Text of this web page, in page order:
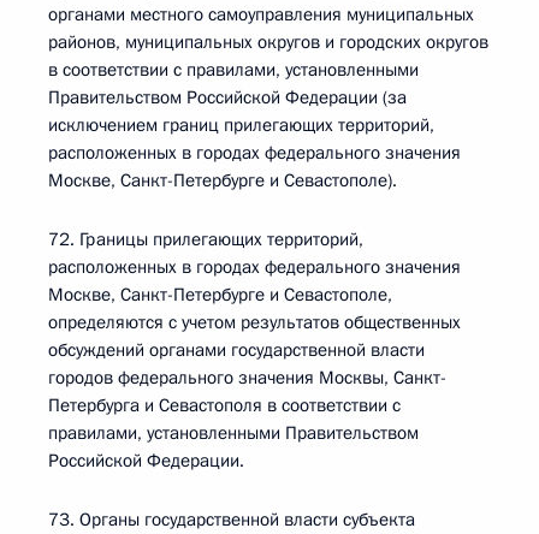
органами местного самоуправления муниципальных
районов, муниципальных округов и городских округов
в соответствии с правилами, установленными
Правительством Российской Федерации (за
исключением границ прилегающих территорий,
расположенных в городах федерального значения
Москве, Санкт-Петербурге и Севастополе).
72. Границы прилегающих территорий,
расположенных в городах федерального значения
Москве, Санкт-Петербурге и Севастополе,
определяются с учетом результатов общественных
обсуждений органами государственной власти
городов федерального значения Москвы, Санкт-
Петербурга и Севастополя в соответствии с
правилами, установленными Правительством
Российской Федерации.
73. Органы государственной власти субъекта